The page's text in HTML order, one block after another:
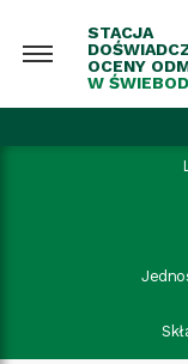
STACJA
OCENY
W